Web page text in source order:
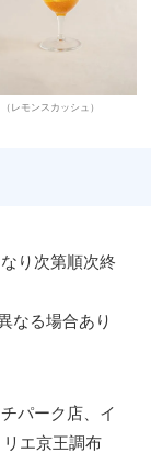
レモンスカッシュ）
り次第順次終
なる場合あり
パーク店、イ
エ京王調布